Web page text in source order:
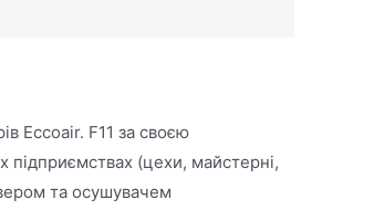
Eccoair. F11 за своєю
підприємствах (цехи, майстерні,
та осушувачем